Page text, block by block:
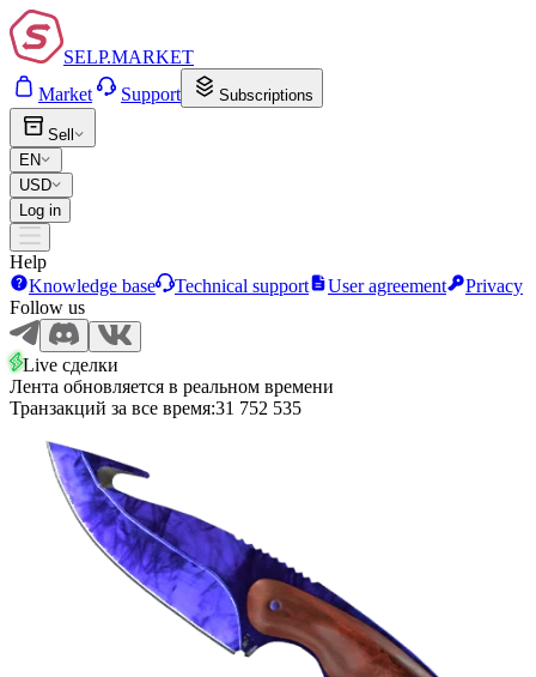
SELP.MARKET
Market
Support Subscriptions
Sell
EN
USD
Log in
Help
Knowledge base
Technical support User agreement
Privacy
Follow us
Live сделки
Лента обновляется в реальном времени
Транзакций за все время:31 752 535